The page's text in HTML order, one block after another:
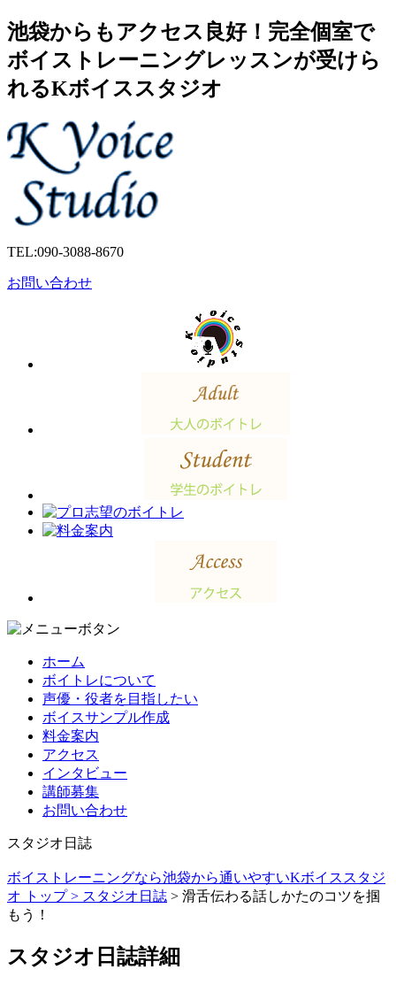
池袋からもアクセス良好！完全個室で
ボイストレーニングレッスンが受けら
れるKボイススタジオ
TEL:090-3088-8670
お問い合わせ
ホーム
ボイトレについて
声優・役者を目指したい
ボイスサンプル作成
料金案内
アクセス
インタビュー
講師募集
お問い合わせ
スタジオ日誌
ボイストレーニングなら池袋から通いやすいKボイススタジ
オ トップ > スタジオ日誌 > 滑舌伝わる話しかたのコツを掴
もう！
スタジオ日誌詳細